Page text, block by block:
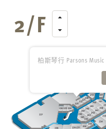
柏斯琴行 Parsons Music